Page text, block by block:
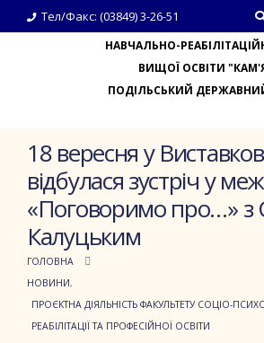
Тел/Факс: (03849) 3-26-51
НАВЧАЛЬНО-
ВИЩОЇ ОСВІТИ
ПОДІЛЬСЬКИЙ
18 вересня у
відбулася зустріч у
«Поговоримо про…» з
Калуцьким
ГОЛОВНА
НОВИНИ,
ПРОЄКТНА ДІЯЛЬНІСТЬ ФАКУЛЬТЕТУ СОЦІО-
РЕАБІЛІТАЦІЇ ТА ПРОФЕСІЙНОЇ ОСВІТИ